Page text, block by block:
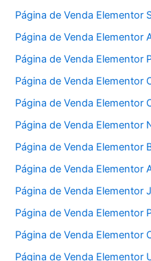
Página de Venda Elementor
Página de Venda Elementor
Página de Venda Elementor
Página de Venda Elementor
Página de Venda Elementor
Página de Venda Elementor
Página de Venda Elementor
Página de Venda Elementor
Página de Venda Elementor
Página de Venda Elementor
Página de Venda Elementor
Página de Venda Elementor